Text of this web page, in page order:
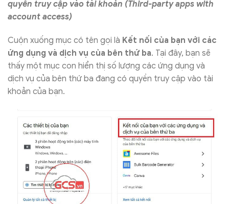
quyền truy cập vào tài khoản (Third-party apps with
account access)
Cuộn xuống mục có tên gọi là Kết nối của bạn với các
ứng dụng và dịch vụ của bên thứ ba. Tại đây, bạn sẽ
thấy một mục con hiển thị số lượng các ứng dụng và
dịch vụ của bên thứ ba đang có quyền truy cập vào tài
khoản của bạn.